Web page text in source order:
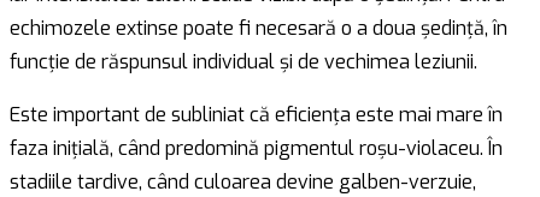
echimozele extinse poate fi necesară o a doua ședință, în
funcție de răspunsul individual și de vechimea leziunii.
Este important de subliniat că eficiența este mai mare în
faza inițială, când predomină pigmentul roșu-violaceu. În
stadiile tardive, când culoarea devine galben-verzuie,